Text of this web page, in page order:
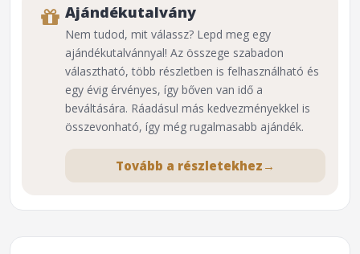
⌕
Ajándékutalvány
Nem tudod, mit válassz? Lepd meg egy
ajándékutalvánnyal! Az összege szabadon
választható, több részletben is felhasználható és
egy évig érvényes, így bőven van idő a
beváltására. Ráadásul más kedvezményekkel is
összevonható, így még rugalmasabb ajándék.
Tovább a részletekhez →